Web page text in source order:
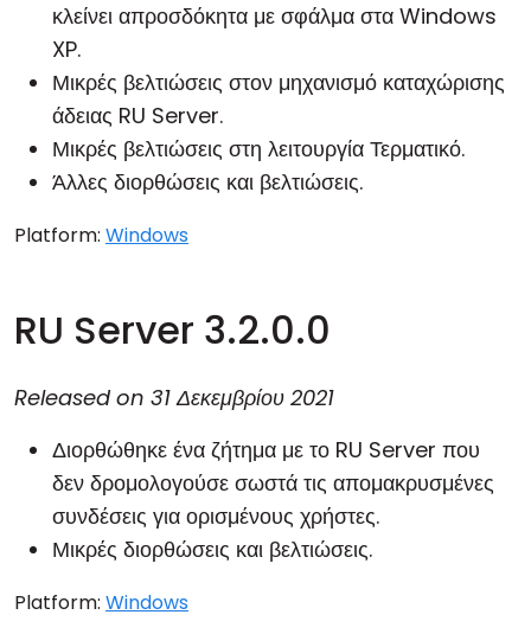
κλείνει απροσδόκητα με σφάλμα στα Windows
XP.
Μικρές βελτιώσεις στον μηχανισμό καταχώρισης
άδειας RU Server.
Μικρές βελτιώσεις στη λειτουργία Τερματικό.
Άλλες διορθώσεις και βελτιώσεις.
Platform: Windows
RU Server 3.2.0.0
Released on 31 Δεκεμβρίου 2021
Διορθώθηκε ένα ζήτημα με το RU Server που
δεν δρομολογούσε σωστά τις απομακρυσμένες
συνδέσεις για ορισμένους χρήστες.
Μικρές διορθώσεις και βελτιώσεις.
Platform: Windows